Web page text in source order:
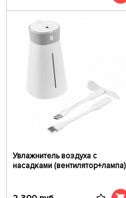
Увлажнитель воздуха с
насадками (вентилятор+лампа)